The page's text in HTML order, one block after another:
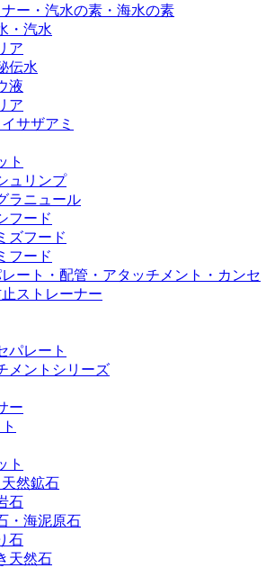
ー・汽水の素・海水の素
・汽水
ア
伝水
液
ア
サザアミ
ト
ュリンプ
ラニュール
フード
ズフード
フード
ート・配管・アタッチメント・カンセ
ストレーナー
パレート
メントシリーズ
ー
ト
然鉱石
石
・海泥原石
石
天然石